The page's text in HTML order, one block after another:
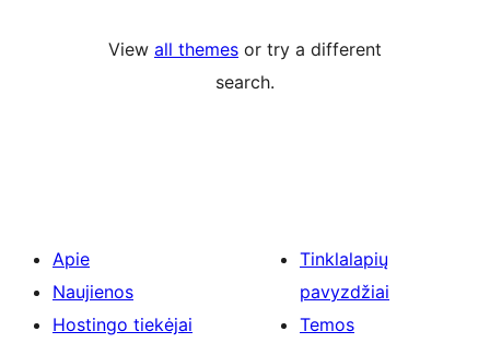
View all themes or try a different
search.
Apie
Naujienos
Hostingo tiekėjai
Tinklalapių
pavyzdžiai
Temos